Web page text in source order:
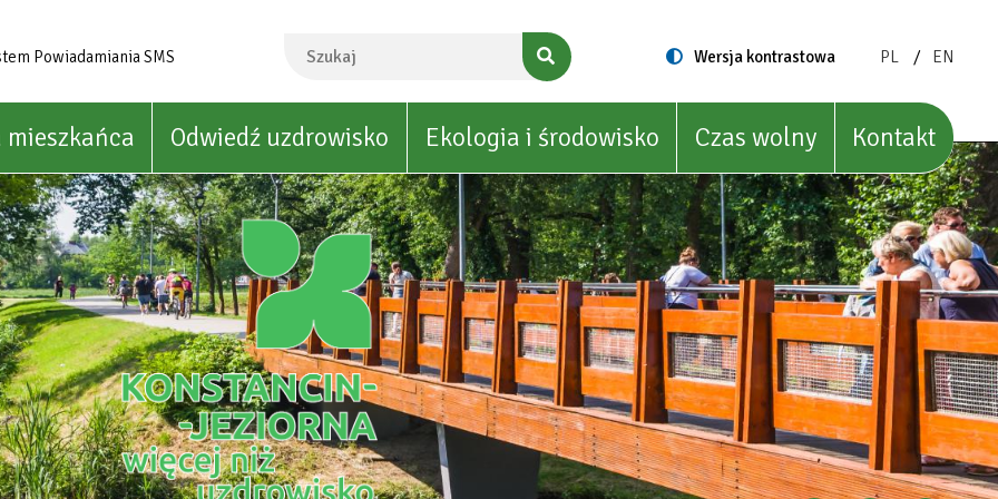
Powiadamiania SMS
Switch
Wersja kontrastowa
ZMIEŃ
POLISH
PL
ZMIEŃ
ENGLISH
EN
mieszkańca Odwiedź uzdrowisko Ekologia i środowisko Czas wolny Kontakt